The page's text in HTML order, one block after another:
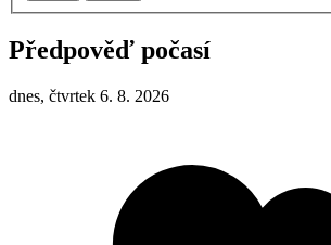
Předpověď počasí
dnes, čtvrtek 6. 8. 2026